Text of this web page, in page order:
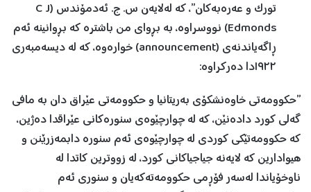
تورک و عەرەبەکان”، کە لەلایەن س. ج. ئەدمۆندس (C J
Edmonds) نووسراوە، بە بڕوای من باشترە کە بڕوانینە ئەم
ڕاگەیاندنەی (announcement) خوارەوە، کە لە دیسەمبەری
١٩٢٢دا دەرکراوە:
”حکوومەتی خاوەنشکۆی بەریتانیا و حکوومەتی عێراق دان بە مافی
گەلی کورد دادەنێن، کە لە چوارچێوەی سنورەکانی عێراقدا دەژین،
کە حکوومەتێکی کوردی لە چوارچێوەی ئەم سنورە دابمەزرێنن و
هیوادارین کە لایەنە جیاجیاکانی کورد، لە زووترین کاتدا لە
ناوخۆیاندا لەسەر فۆڕمی حکوومەتەکەیان و سنوری ئەم